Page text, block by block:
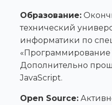
Образование:
технический
информатики по
«Программирование
Дополнительно
JavaScript.
Open Source: